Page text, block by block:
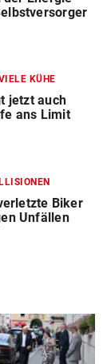
KÜHE
jetzt auch
ans Limit
Biker
Unfällen